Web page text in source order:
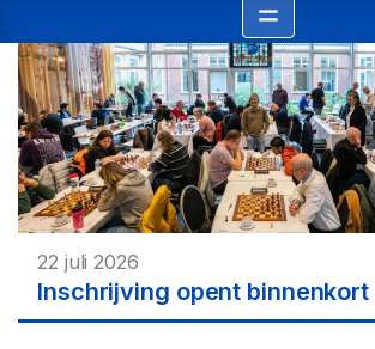
22 juli 2026
Inschrijving opent binnenkort